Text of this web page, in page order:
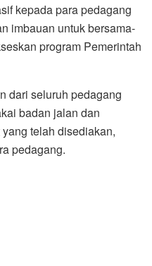
kepada para pedagang
imbauan untuk bersama-
program Pemerintah
dari seluruh pedagang
badan jalan dan
telah disediakan,
pedagang.